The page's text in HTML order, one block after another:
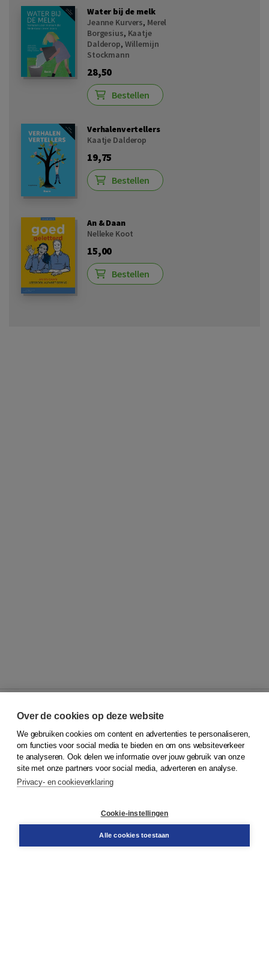
Water bij de melk
Jeanne Kurvers, Merel
Borgesius, Kaatje
Dalderop, Willemijn
Stockmann
28,50
Bestellen
Verhalenvertellers
Kaatje Dalderop
19,75
Bestellen
An & Daan
Nelleke Koot
15,00
Bestellen
© 2026Koninklijke Boom uitgevers
Klantenservice
Service & informatie
Contact
Over de cookies op deze website
We gebruiken cookies om content en advertenties te personaliseren,
om functies voor social media te bieden en om ons websiteverkeer
te analyseren. Ook delen we informatie over jouw gebruik van onze
site met onze partners voor social media, adverteren en analyse.
Privacy- en cookieverklaring
Cookie-instellingen
Alle cookies toestaan